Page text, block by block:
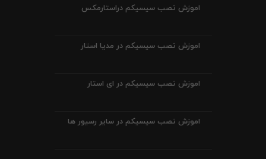
اموزش نصب سیسیکم دراستارمکس
اموزش نصب سیسیکم در مدیا استار
اموزش نصب سیسیکم در ای استار
اموزش نصب سیسیکم در سایر رسیور ها